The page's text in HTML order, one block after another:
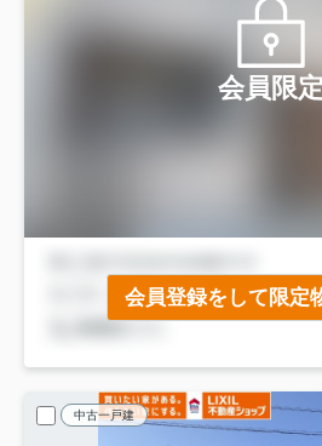
会員限
会員登録をして限定
中古一戸建